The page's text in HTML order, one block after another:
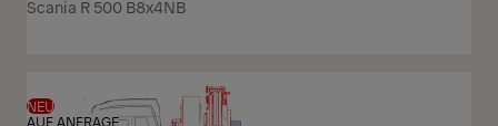
Scania R 500 B8x4NB
NEU
AUF ANFRAGE